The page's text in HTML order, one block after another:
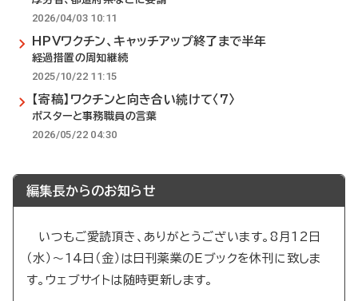
2026/04/03 10:11
HPVワクチン、キャッチアップ終了まで半年
経過措置の周知継続
2025/10/22 11:15
【寄稿】ワクチンと向き合い続けて〈7〉
ポスターと事務職員の言葉
2026/05/22 04:30
編集長からのお知らせ
いつもご愛読頂き、ありがとうございます。8月12日
（水）～14日（金）は日刊薬業のEブックを休刊に致しま
す。ウェブサイトは随時更新します。